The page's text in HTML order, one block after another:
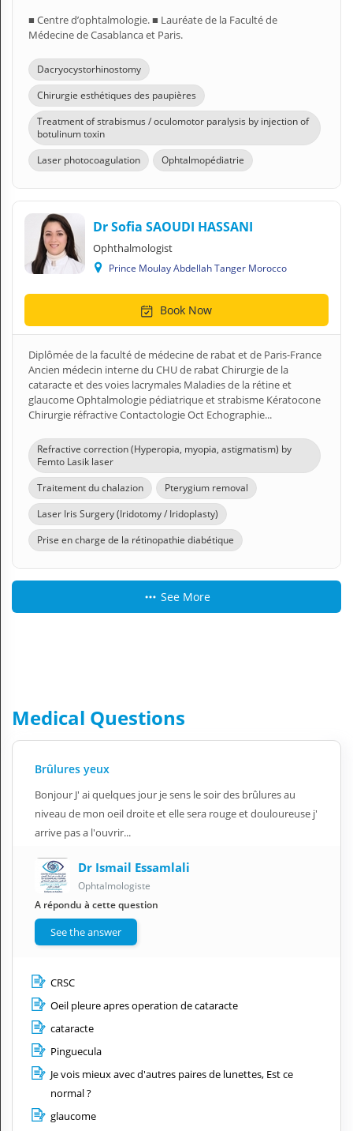
■ Centre d’ophtalmologie. ■ Lauréate de la Faculté de
Médecine de Casablanca et Paris.
Dacryocystorhinostomy
Chirurgie esthétiques des paupières
Treatment of strabismus / oculomotor paralysis by injection of
botulinum toxin
Laser photocoagulation
Ophtalmopédiatrie
Dr Sofia SAOUDI HASSANI
Ophthalmologist
Prince Moulay Abdellah Tanger Morocco
Book Now
Diplômée de la faculté de médecine de rabat et de Paris-France
Ancien médecin interne du CHU de rabat Chirurgie de la
cataracte et des voies lacrymales Maladies de la rétine et
glaucome Ophtalmologie pédiatrique et strabisme Kératocone
Chirurgie réfractive Contactologie Oct Echographie...
Refractive correction (Hyperopia, myopia, astigmatism) by
Femto Lasik laser
Traitement du chalazion
Pterygium removal
Laser Iris Surgery (Iridotomy / Iridoplasty)
Prise en charge de la rétinopathie diabétique
See More
Medical Questions
Brûlures yeux
Bonjour J' ai quelques jour je sens le soir des brûlures au
niveau de mon oeil droite et elle sera rouge et douloureuse j'
arrive pas a l'ouvrir...
Dr Ismail Essamlali
Ophtalmologiste
A répondu à cette question
See the answer
CRSC
Oeil pleure apres operation de cataracte
cataracte
Pinguecula
Je vois mieux avec d'autres paires de lunettes, Est ce
normal ?
glaucome